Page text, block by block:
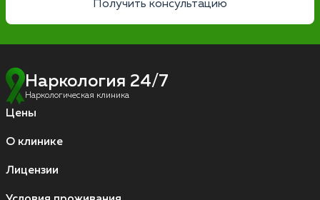
Получить консультацию
Наркология 24/7
Наркологическая клиника
Цены
О клинике
Лицензии